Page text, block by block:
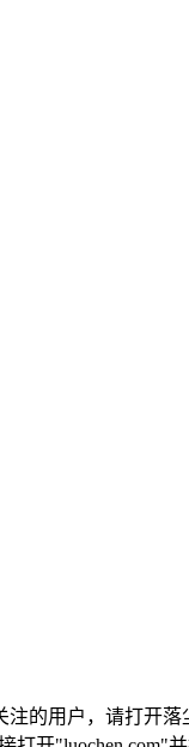
注的用户，请打开